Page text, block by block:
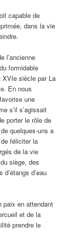
capable de
dans la vie
l’ancienne
formidable
XVIe siècle par La
En nous
une
s’il s’agissait
porter le rôle de
quelques-uns a
féliciter la
de la vie
siège, des
d’eau
paix en attendant
et de la
prendre le